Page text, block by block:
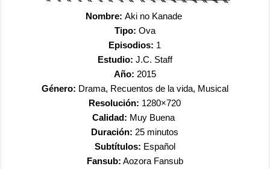
Nombre: Aki no Kanade
Tipo: Ova
Episodios: 1
Estudio: J.C. Staff
Año: 2015
Género: Drama, Recuentos de la vida, Musical
Resolución: 1280×720
Calidad: Muy Buena
Duración: 25 minutos
Subtítulos: Español
Fansub: Aozora Fansub